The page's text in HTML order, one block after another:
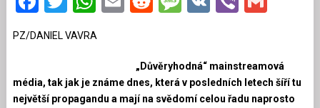
PZ/DANIEL VAVRA
„Důvěryhodná“ mainstreamová
média, tak jak je známe dnes, která v posledních letech šíří tu
největší propagandu a mají na svědomí celou řadu naprosto